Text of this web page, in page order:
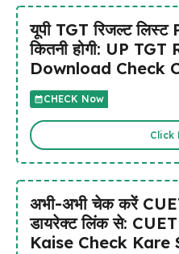
यूपी TGT रिजल्ट
कितनी होगी: UP
Download Check
CHECK Now
Click
अभी-अभी चेक करें
डायरेक्ट लिंक से:
Kaise Check Kare